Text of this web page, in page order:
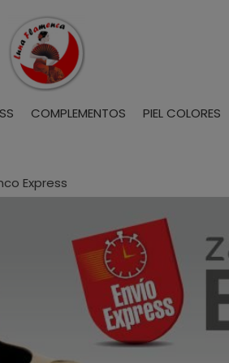
COMPLEMENTOS PIEL COLORES
Express